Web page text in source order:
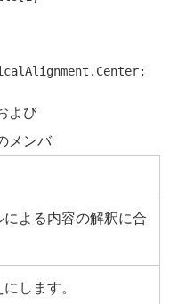
よび
メンバ
よる内容の解釈に合
します。